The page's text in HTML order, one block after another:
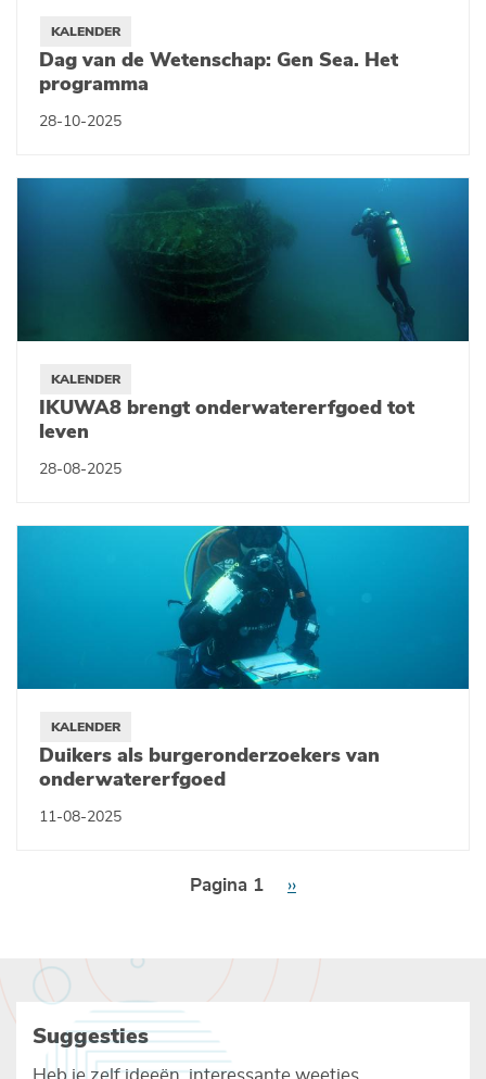
KALENDER
Dag van de Wetenschap: Gen Sea. Het
programma
28-10-2025
KALENDER
IKUWA8 brengt onderwatererfgoed tot
leven
28-08-2025
KALENDER
Duikers als burgeronderzoekers van
onderwatererfgoed
11-08-2025
Pagina 1
Volgende
››
Suggesties
Heb je zelf ideeën, interessante weetjes ...